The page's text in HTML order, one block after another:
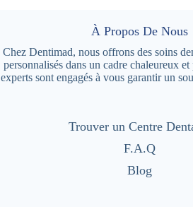
À Propos De Nous
Chez Dentimad, nous offrons des soins
personnalisés dans un cadre chaleureux
experts sont engagés à vous garantir un
Trouver un Centre
F.A.Q
Blog